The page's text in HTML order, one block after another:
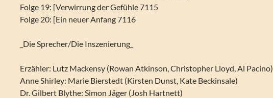
Folge 19: [Verwirrung der Gefühle 7115
Folge 20: [Ein neuer Anfang 7116
_Die Sprecher/Die Inszenierung_
Erzähler: Lutz Mackensy (Rowan Atkinson, Christopher Lloyd, Al Pacino)
Anne Shirley: Marie Bierstedt (Kirsten Dunst, Kate Beckinsale)
Dr. Gilbert Blythe: Simon Jäger (Josh Hartnett)